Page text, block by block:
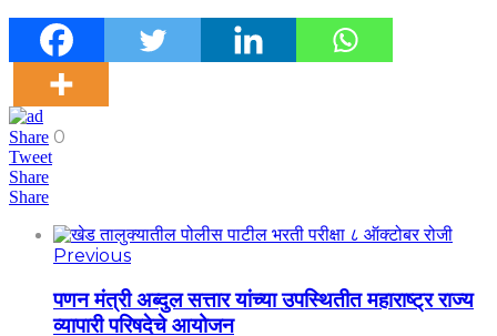
Share 0
Tweet
Share
Share
Previous
पणन मंत्री अब्दुल सत्तार यांच्या उपस्थितीत महाराष्ट्र राज्य
व्यापारी परिषदेचे आयोजन